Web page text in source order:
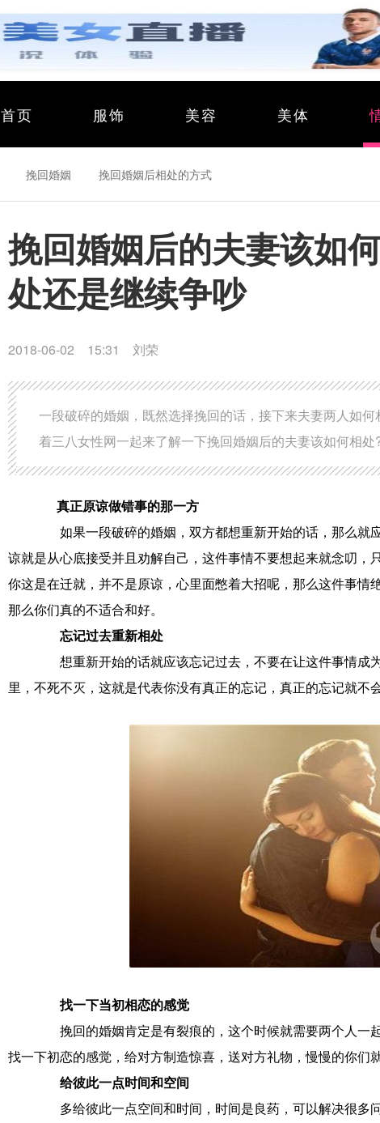
首页 服饰 美容 美体
挽回婚姻 挽回婚姻后相处的方式
挽回婚姻后的夫妻该如
处还是继续争吵
2018-06-02 15:31 刘荣
一段破碎的婚姻，既然选择挽回的话，接下来夫妻两人如
着三八女性网一起来了解一下挽回婚姻后的夫妻该如何相处
真正原谅做错事的那一方
如果一段破碎的婚姻，双方都想重新开始的话，那么就
谅就是从心底接受并且劝解自己，这件事情不要想起来就念叨，
你这是在迁就，并不是原谅，心里面憋着大招呢，那么这件事情
那么你们真的不适合和好。
忘记过去重新相处
想重新开始的话就应该忘记过去，不要在让这件事情成
里，不死不灭，这就是代表你没有真正的忘记，真正的忘记就不
找一下当初相恋的感觉
挽回的婚姻肯定是有裂痕的，这个时候就需要两个人一
找一下初恋的感觉，给对方制造惊喜，送对方礼物，慢慢的你们
给彼此一点时间和空间
多给彼此一点空间和时间，时间是良药，可以解决很多